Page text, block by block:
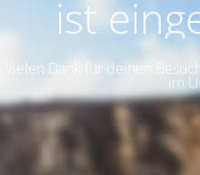
ist
Vielen Dank für deinen
im